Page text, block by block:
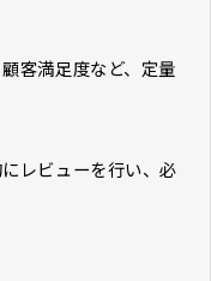
客満足度など、定量
レビューを行い、必